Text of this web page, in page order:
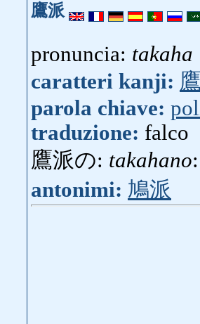
鷹派
pronuncia: takaha
caratteri kanji:
parola chiave:
traduzione: falco
鷹派の: takahano
antonimi: 鳩派